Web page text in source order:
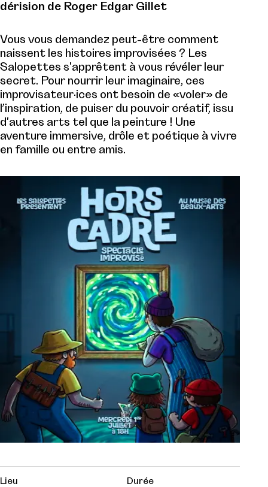
dérision de Roger Edgar Gillet
Vous vous demandez peut-être comment
naissent les histoires improvisées ? Les
Salopettes s'apprêtent à vous révéler leur
secret. Pour nourrir leur imaginaire, ces
improvisateur·ices ont besoin de «voler» de
l’inspiration, de puiser du pouvoir créatif, issu
d'autres arts tel que la peinture ! Une
aventure immersive, drôle et poétique à vivre
en famille ou entre amis.
Lieu
Durée